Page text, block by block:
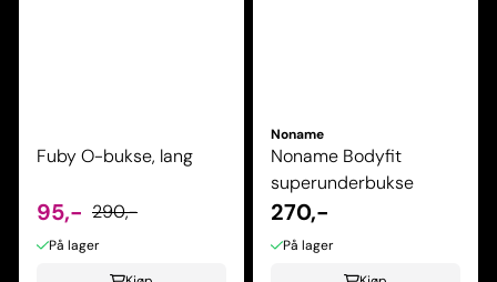
Fuby O-bukse, lang
95,- 290,-
På lager
Noname
Noname Bodyfit
superunderbukse
270,-
På lager